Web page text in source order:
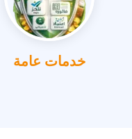
خدمات عامة